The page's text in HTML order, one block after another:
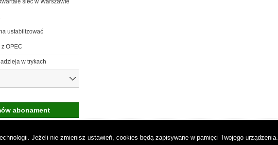
ustabilizować
OPEC
w trykach
abonament
Jeżeli nie zmienisz ustawień, cookies będą zapisywane w pamięci Twojego urządzenia.